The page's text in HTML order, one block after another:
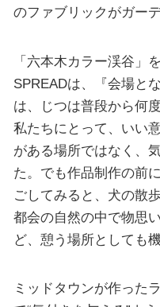
のファブリックがガー
「六本木カラー渓谷」
SPREADは、『会場と
は、じつは普段から何
私たちにとって、いい
がある場所ではなく、
た。でも作品制作の前
ごしてみると、犬の散
都会の自然の中で物思
ど、憩う場所としても
ミッドタウンが作った